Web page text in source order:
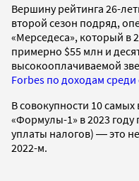
Вершину рейтинга 26-
второй сезон подряд,
«Мерседеса», который в
примерно $55 млн и
высокооплачиваемой
Forbes по доходам
В совокупности 10
«Формулы-1» в 2023
уплаты налогов) ― это
2022-м.